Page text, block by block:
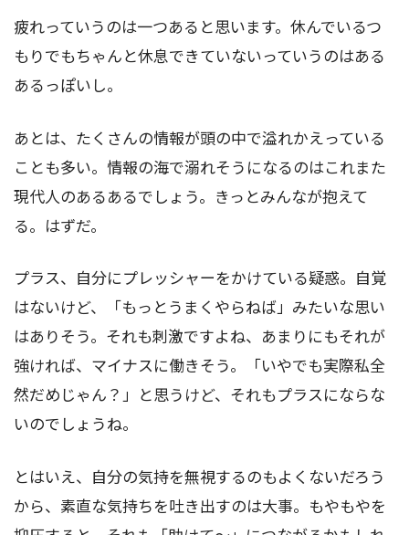
疲れっていうのは一つあると思います。休んでいるつ
もりでもちゃんと休息できていないっていうのはある
あるっぽいし。
あとは、たくさんの情報が頭の中で溢れかえっている
ことも多い。情報の海で溺れそうになるのはこれまた
現代人のあるあるでしょう。きっとみんなが抱えて
る。はずだ。
プラス、自分にプレッシャーをかけている疑惑。自覚
はないけど、「もっとうまくやらねば」みたいな思い
はありそう。それも刺激ですよね、あまりにもそれが
強ければ、マイナスに働きそう。「いやでも実際私全
然だめじゃん？」と思うけど、それもプラスにならな
いのでしょうね。
とはいえ、自分の気持を無視するのもよくないだろう
から、素直な気持ちを吐き出すのは大事。もやもやを